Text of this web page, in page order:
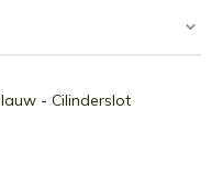
- Cilinderslot